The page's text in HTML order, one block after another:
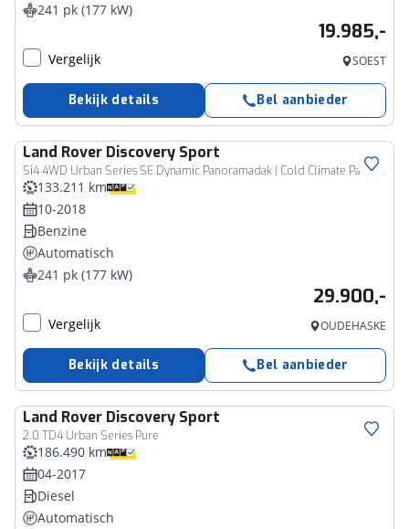
241 pk (177 kW)
19.985,-
Vergelijk SOEST
Bekijk details Bel aanbieder
Land Rover Discovery Sport
Si4 4WD Urban Series SE Dynamic Panoramadak | Cold Climate Pack | Verwarmbare voorstoelen
133.211 km
10-2018
Benzine
Automatisch
241 pk (177 kW)
29.900,-
Vergelijk OUDEHASKE
Bekijk details Bel aanbieder
Land Rover Discovery Sport
2.0 TD4 Urban Series Pure
186.490 km
04-2017
Diesel
Automatisch